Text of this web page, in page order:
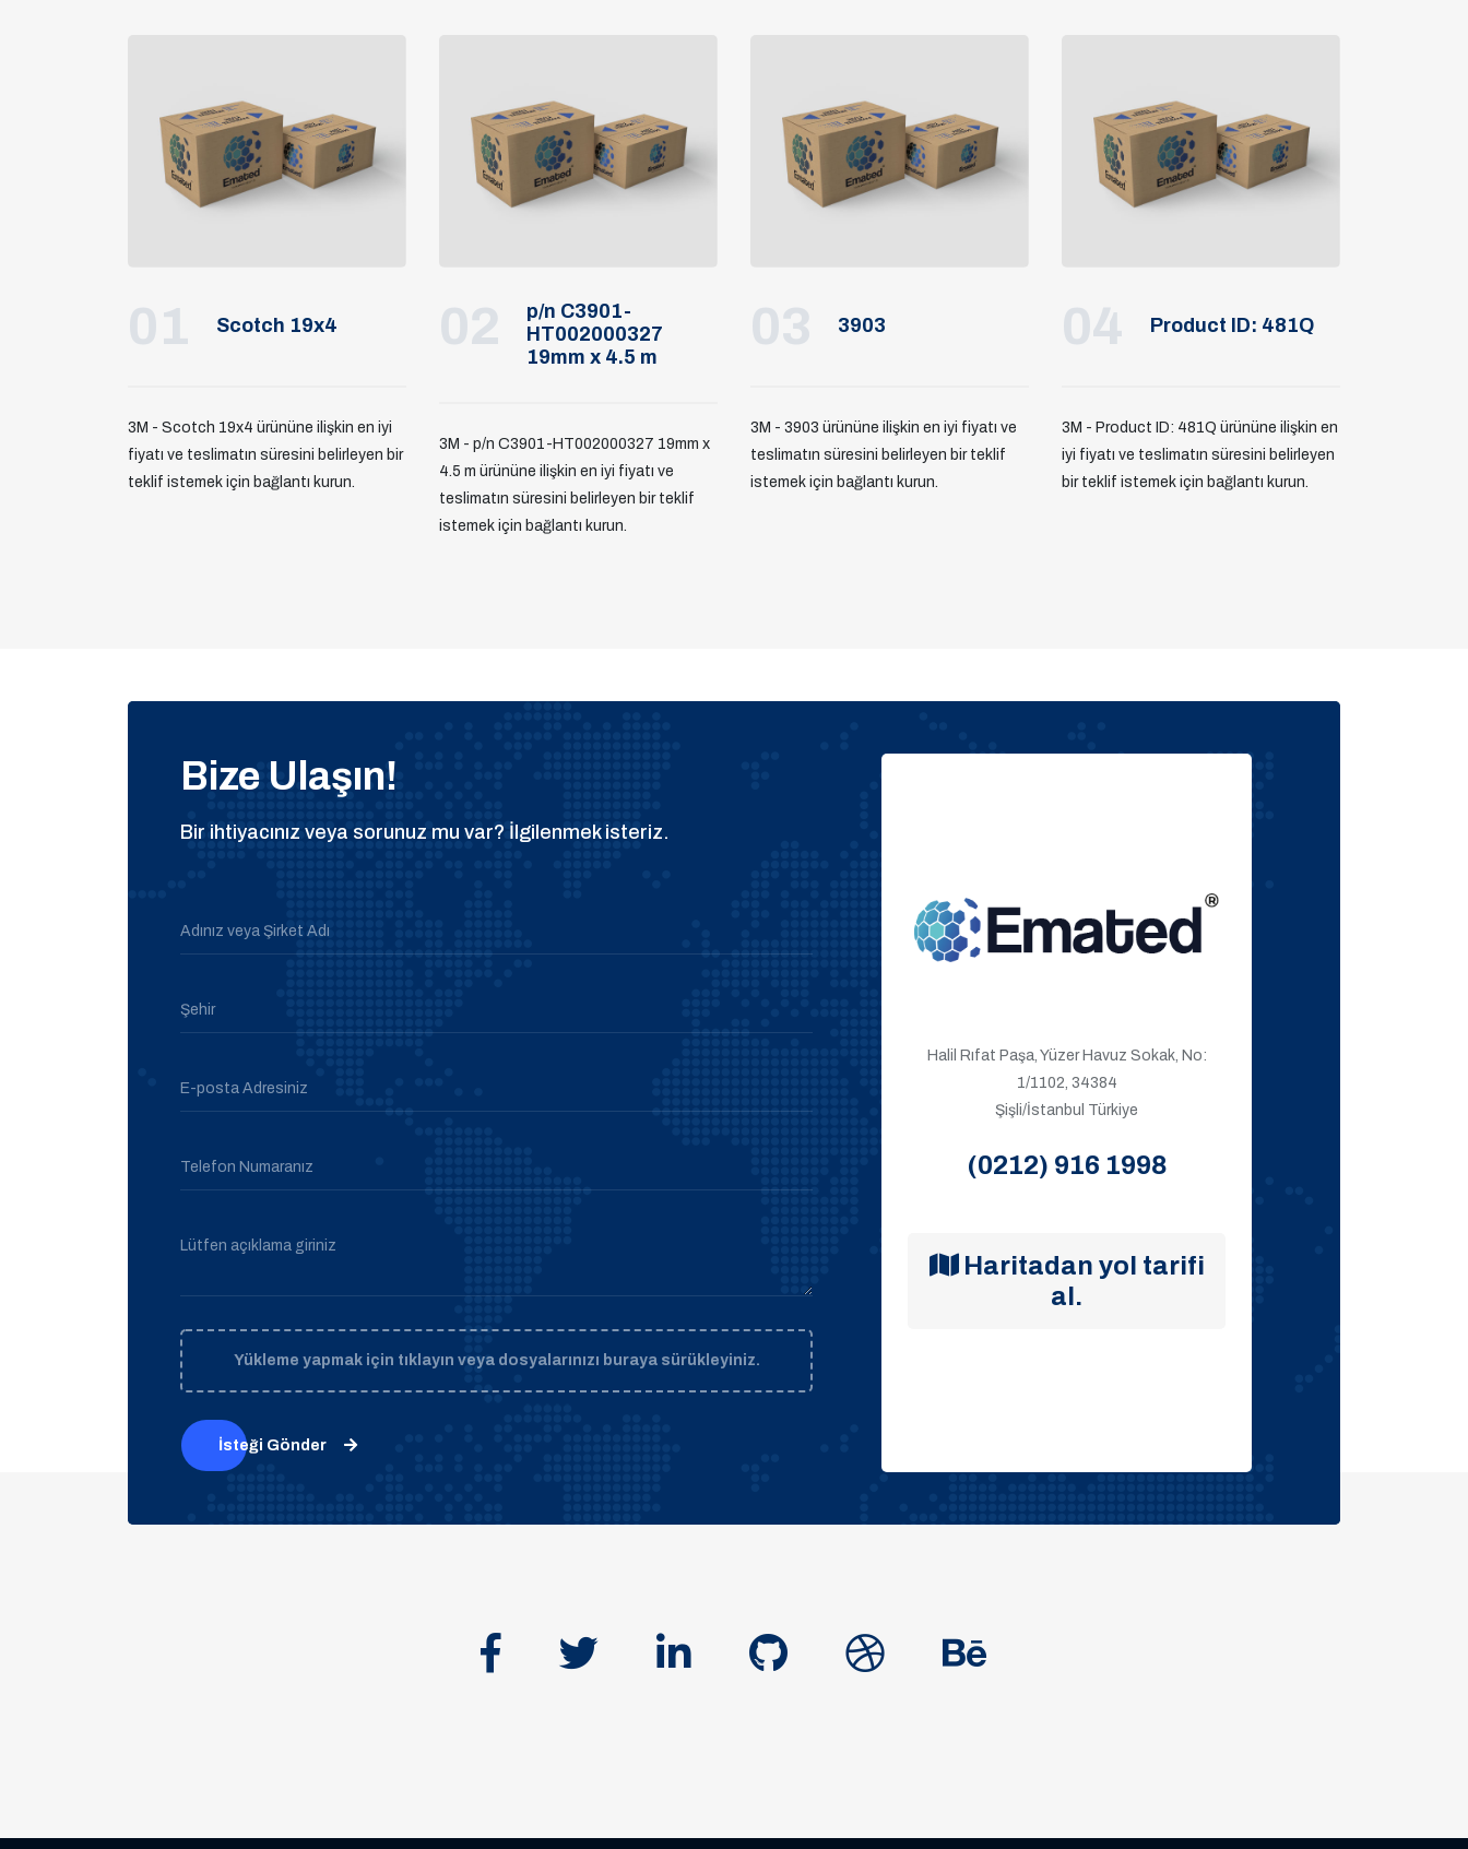
01 Scotch 19x4
3M - Scotch 19x4 ürününe ilişkin en iyi
fiyatı ve teslimatın süresini belirleyen bir
teklif istemek için bağlantı kurun.
02
p/n C3901-
HT002000327
19mm x 4.5 m
3M - p/n C3901-HT002000327 19mm x
4.5 m ürününe ilişkin en iyi fiyatı ve
teslimatın süresini belirleyen bir teklif
istemek için bağlantı kurun.
03 3903
3M - 3903 ürününe ilişkin en iyi fiyatı ve
teslimatın süresini belirleyen bir teklif
istemek için bağlantı kurun.
04 Product ID: 481Q
3M - Product ID: 481Q ürününe ilişkin en
iyi fiyatı ve teslimatın süresini belirleyen
bir teklif istemek için bağlantı kurun.
Bize Ulaşın!
Bir ihtiyacınız veya sorunuz mu var? İlgilenmek isteriz.
Adınız veya Şirket Adı
Şehir
E-posta Adresiniz
Telefon Numaranız
Lütfen açıklama giriniz
Yükleme yapmak için tıklayın veya dosyalarınızı buraya sürükleyiniz.
İsteği Gönder
Halil Rıfat Paşa, Yüzer Havuz Sokak, No:
1/1102, 34384
Şişli/İstanbul Türkiye
(0212) 916 1998
Haritadan yol tarifi
al.